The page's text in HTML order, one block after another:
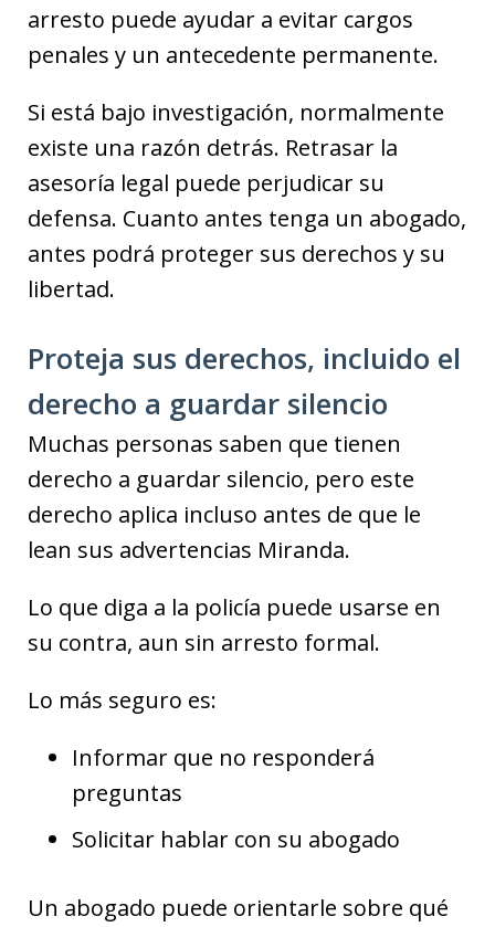
arresto puede ayudar a evitar cargos
penales y un antecedente permanente.
Si está bajo investigación, normalmente
existe una razón detrás. Retrasar la
asesoría legal puede perjudicar su
defensa. Cuanto antes tenga un abogado,
antes podrá proteger sus derechos y su
libertad.
Proteja sus derechos, incluido el
derecho a guardar silencio
Muchas personas saben que tienen
derecho a guardar silencio, pero este
derecho aplica incluso antes de que le
lean sus advertencias Miranda.
Lo que diga a la policía puede usarse en
su contra, aun sin arresto formal.
Lo más seguro es:
Informar que no responderá
preguntas
Solicitar hablar con su abogado
Un abogado puede orientarle sobre qué